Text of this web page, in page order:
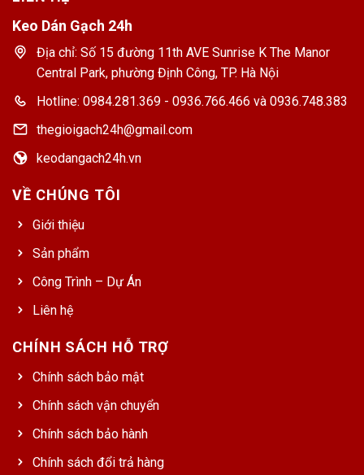
Keo Dán Gạch 24h
Địa chỉ: Số 15 đường 11th AVE Sunrise K The Manor
Central Park, phường Định Công, TP. Hà Nội
Hotline: 0984.281.369 - 0936.766.466 và 0936.748.383
thegioigach24h@gmail.com
keodangach24h.vn
VỀ CHÚNG TÔI
Giới thiệu
Sản phẩm
Công Trình – Dự Án
Liên hệ
CHÍNH SÁCH HỖ TRỢ
Chính sách bảo mật
Chính sách vận chuyển
Chính sách bảo hành
Chính sách đổi trả hàng